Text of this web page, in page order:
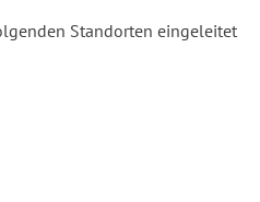
Standorten eingeleitet